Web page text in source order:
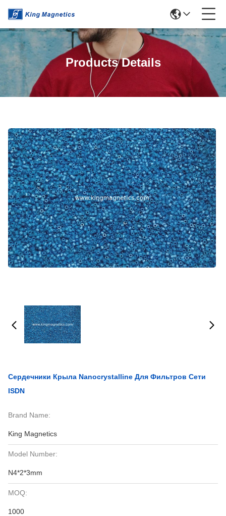
Products Details
Сердечники Крыла Nanocrystalline Для Фильтров Сети
ISDN
Brand Name:
King Magnetics
Model Number:
N4*2*3mm
MOQ:
1000